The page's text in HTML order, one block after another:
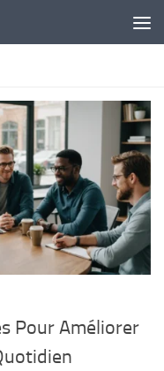
Pour Améliorer